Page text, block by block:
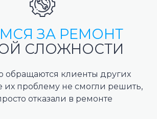
ЗА РЕМОНТ
СЛОЖНОСТИ
обращаются клиенты других
их проблему не смогли решить,
отказали в ремонте